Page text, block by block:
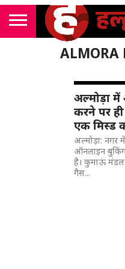
ALMORA
अल्मोड़ा
करने पर
एक मिस्ड
अल्मोड़ा: नगर
ऑनलाइन बुकिंग
है। कुमाऊं मंडल
गैस...